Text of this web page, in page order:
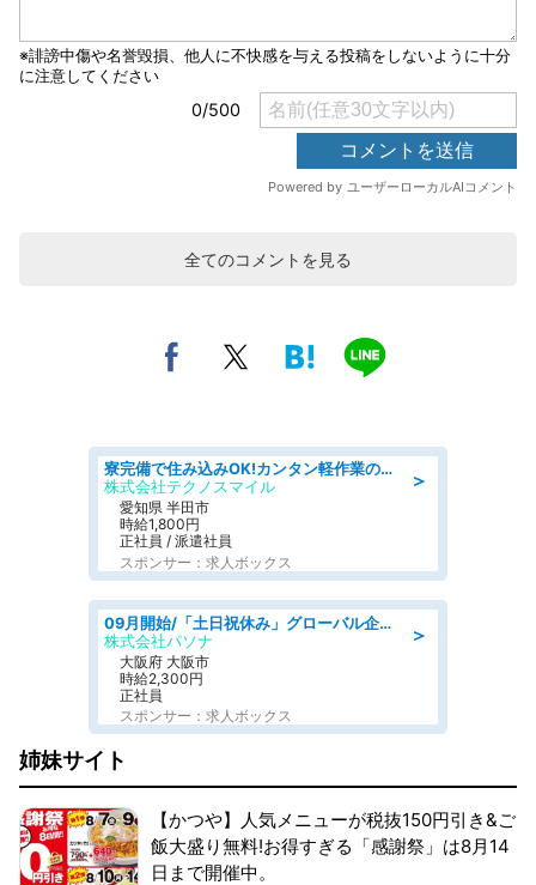
全てのコメントを見る
＞
寮完備で住み込みOK!カンタン軽作業のお仕事 denso aichi
株式会社テクノスマイル
愛知県 半田市
時給1,800円
正社員 / 派遣社員
スポンサー：求人ボックス
＞
09月開始/「土日祝休み」グローバル企業での産業保健のお仕事/保健師/高時給/残業なし/服装自由
株式会社パソナ
大阪府 大阪市
時給2,300円
正社員
スポンサー：求人ボックス
姉妹サイト
【かつや】人気メニューが税抜150円引き&ご
飯大盛り無料!お得すぎる「感謝祭」は8月14
日まで開催中。